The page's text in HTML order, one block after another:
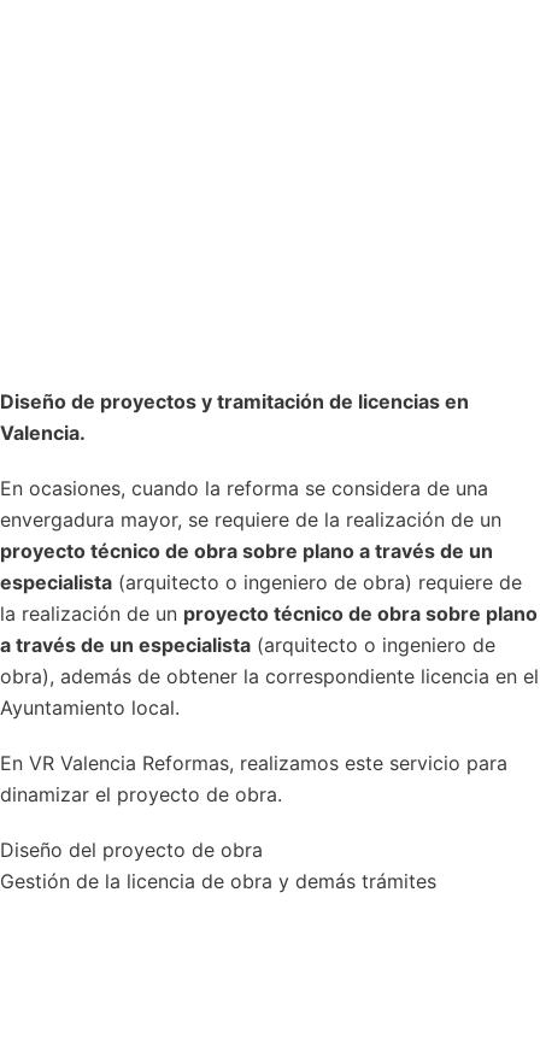
Diseño de proyectos y tramitación de licencias en
Valencia.
En ocasiones, cuando la reforma se considera de una
envergadura mayor, se requiere de la realización de un
proyecto técnico de obra sobre plano a través de un
especialista (arquitecto o ingeniero de obra) requiere de
la realización de un proyecto técnico de obra sobre plano
a través de un especialista (arquitecto o ingeniero de
obra), además de obtener la correspondiente licencia en el
Ayuntamiento local.
En VR Valencia Reformas, realizamos este servicio para
dinamizar el proyecto de obra.
Diseño del proyecto de obra
Gestión de la licencia de obra y demás trámites